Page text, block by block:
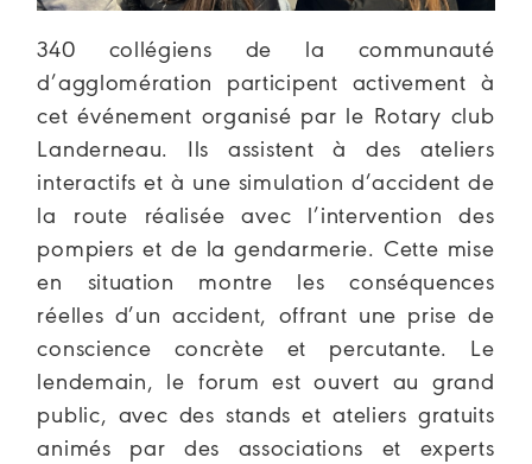
340 collégiens de la communauté
d’agglomération participent activement à
cet événement organisé par le Rotary club
Landerneau. Ils assistent à des ateliers
interactifs et à une simulation d’accident de
la route réalisée avec l’intervention des
pompiers et de la gendarmerie. Cette mise
en situation montre les conséquences
réelles d’un accident, offrant une prise de
conscience concrète et percutante. Le
lendemain, le forum est ouvert au grand
public, avec des stands et ateliers gratuits
animés par des associations et experts